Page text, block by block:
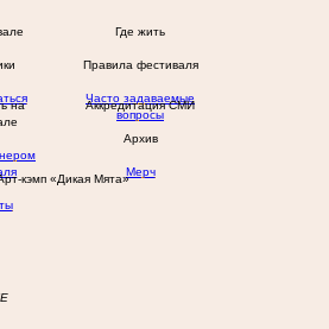
Где жить
Правила фестиваля
Часто задаваемые
вопросы
на
Аккредитация СМИ
Архив
Мерч
кэмп «Дикая Мята»